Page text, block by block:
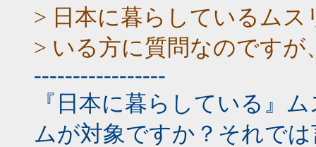
> 日本に暮らしているムス
> いる方に質問なのですが
-----------------
『日本に暮らしている』
ムが対象ですか？それで